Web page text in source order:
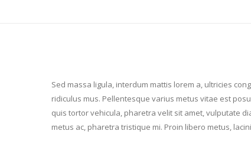
Sed massa ligula, interdum mattis lorem a, ultricies
ridiculus mus. Pellentesque varius metus vitae est
quis tortor vehicula, pharetra velit sit amet, vulputate
metus ac, pharetra tristique mi. Proin libero metus,